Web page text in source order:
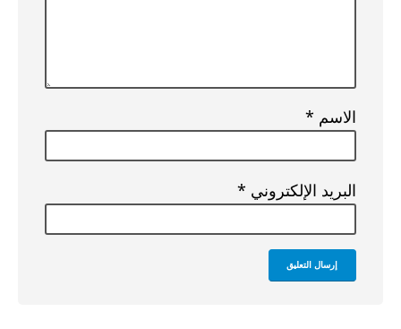
الاسم *
البريد الإلكتروني *